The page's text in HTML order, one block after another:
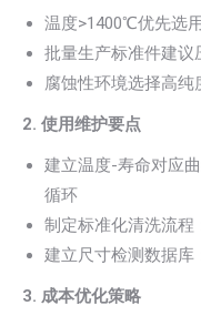
温度>1400℃优先选
批量生产标准件建议
腐蚀性环境选择高纯
2. 使用维护要点
建立温度-寿命对应
循环
制定标准化清洗流程
建立尺寸检测数据库
3. 成本优化策略